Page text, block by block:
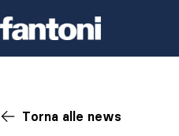
Torna alle news